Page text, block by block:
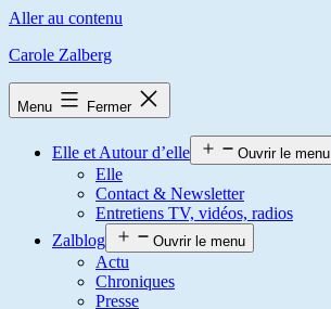
Aller au contenu
Carole Zalberg
Menu Fermer
Elle et Autour d’elle Ouvrir le menu
Elle
Contact & Newsletter
Entretiens TV, vidéos, radios
Zalblog
Ouvrir le menu
Actu
Chroniques
Presse